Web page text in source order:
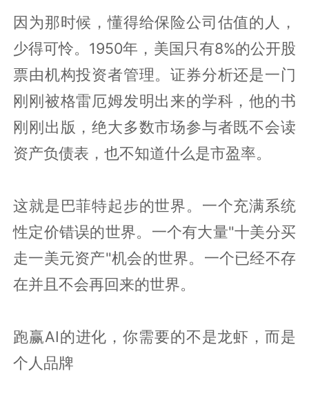
因为那时候，懂得给保险公司估值的人，
少得可怜。1950年，美国只有8%的公开股
票由机构投资者管理。证券分析还是一门
刚刚被格雷厄姆发明出来的学科，他的书
刚刚出版，绝大多数市场参与者既不会读
资产负债表，也不知道什么是市盈率。
这就是巴菲特起步的世界。一个充满系统
性定价错误的世界。一个有大量"十美分买
走一美元资产"机会的世界。一个已经不存
在并且不会再回来的世界。
跑赢AI的进化，你需要的不是龙虾，而是
个人品牌